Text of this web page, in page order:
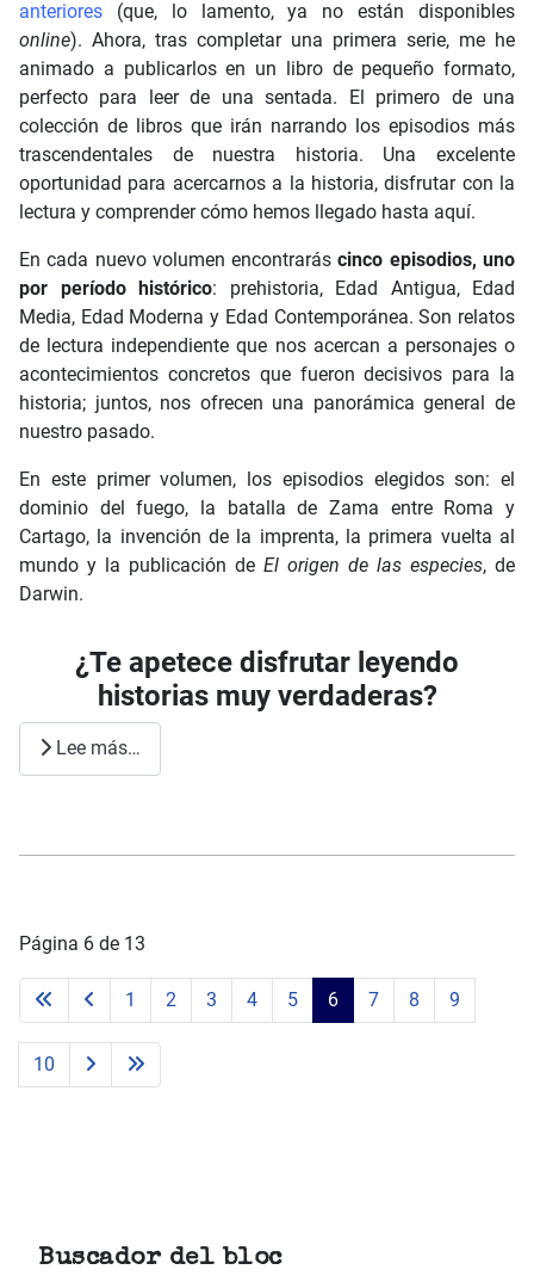
anteriores (que, lo lamento, ya no están disponibles
online). Ahora, tras completar una primera serie, me he
animado a publicarlos en un libro de pequeño formato,
perfecto para leer de una sentada. El primero de una
colección de libros que irán narrando los episodios más
trascendentales de nuestra historia. Una excelente
oportunidad para acercarnos a la historia, disfrutar con la
lectura y comprender cómo hemos llegado hasta aquí.
En cada nuevo volumen encontraráscinco episodios, uno
por período histórico: prehistoria, Edad Antigua, Edad
Media, Edad Moderna y Edad Contemporánea. Son relatos
de lectura independiente que nos acercan a personajes o
acontecimientos concretos que fueron decisivos para la
historia; juntos, nos ofrecen una panorámica general de
nuestro pasado.
En este primer volumen, los episodios elegidos son: el
dominio del fuego, la batalla de Zama entre Roma y
Cartago, la invención de la imprenta, la primera vuelta al
mundo y la publicación de El origen de las especies, de
Darwin.
¿Te apetece disfrutar leyendo
historias muy verdaderas?
Lee más…
Página 6 de 13
1 2 3 4 5 6 7 8 9
10
Buscador del bloc